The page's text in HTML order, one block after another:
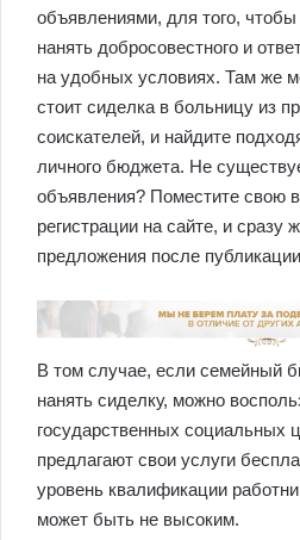
объявлениями, для того,
нанять добросовестного и
на удобных условиях. Там же
стоит сиделка в больницу из
соискателей, и найдите
личного бюджета. Не
объявления? Поместите свою
регистрации на сайте, и сразу
предложения после
В том случае, если семейный
нанять сиделку, можно
государственных социальных
предлагают свои услуги
уровень квалификации
может быть не высоким.